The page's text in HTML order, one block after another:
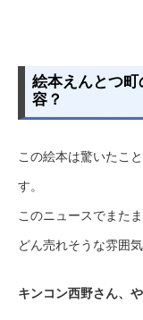
絵本えんとつ
容？
この絵本は驚いたこ
す。
このニュースでまた
どん売れそうな雰囲気
キンコン西野さん、